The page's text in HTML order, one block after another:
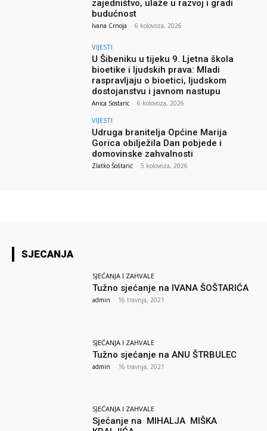
zajedništvo, ulaže u razvoj i gradi
budućnost
Ivana Crnoja - 6 kolovoza, 2026
VIJESTI
U Šibeniku u tijeku 9. Ljetna škola
bioetike i ljudskih prava: Mladi
raspravljaju o bioetici, ljudskom
dostojanstvu i javnom nastupu
Anica Sostaric - 6 kolovoza, 2026
VIJESTI
Udruga branitelja Općine Marija
Gorica obilježila Dan pobjede i
domovinske zahvalnosti
Zlatko Šoštarić - 5 kolovoza, 2026
SJECANJA
SJEĆANJA I ZAHVALE
Tužno sjećanje na IVANA ŠOŠTARIĆA
admin - 16 travnja, 2021
SJEĆANJA I ZAHVALE
Tužno sjećanje na ANU ŠTRBULEC
admin - 16 travnja, 2021
SJEĆANJA I ZAHVALE
Sjećanje na MIHALJA MIŠKA